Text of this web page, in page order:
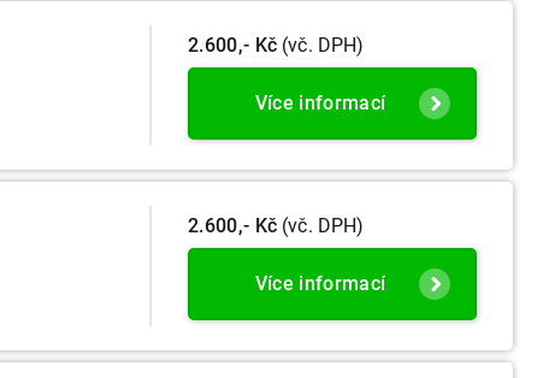
2.600,- Kč (vč. DPH)
Více informací
2.600,- Kč (vč. DPH)
Více informací